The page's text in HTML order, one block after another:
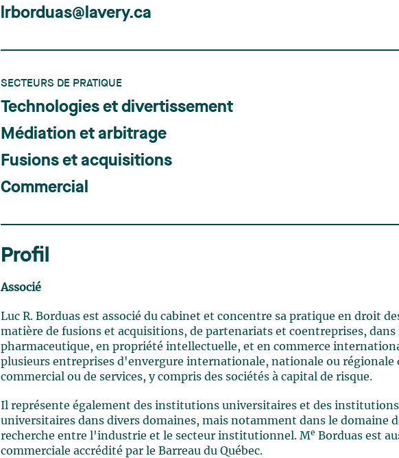
lrborduas@lavery.ca
SECTEURS DE PRATIQUE
Technologies et divertissement
Médiation et arbitrage
Fusions et acquisitions
Commercial
Profil
Associé
Luc R. Borduas est associé du cabinet et concentre sa pratique en droit
matière de fusions et acquisitions, de partenariats et coentreprises, dans
pharmaceutique, en propriété intellectuelle, et en commerce
plusieurs entreprises d'envergure internationale, nationale ou régionale
commercial ou de services, y compris des sociétés à capital de risque.
Il représente également des institutions universitaires et des
universitaires dans divers domaines, mais notamment dans le domaine
recherche entre l'industrie et le secteur institutionnel. Me Borduas est
commerciale accrédité par le Barreau du Québec.